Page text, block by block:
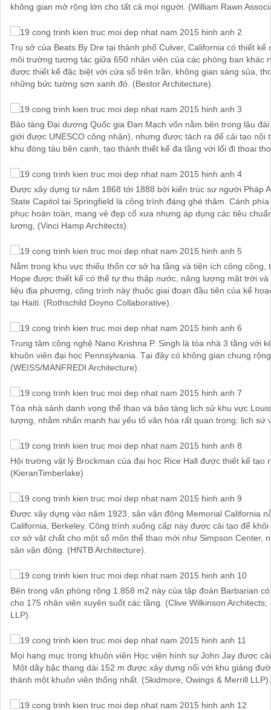
không gian mở rộng lớn cho tất cả mọi người. (William Rawn
Trụ sở của Beats By Dre tại thành phố Culver, California có thiết
môi trường tương tác giữa 650 nhân viên của các phòng ban khác
được thiết kế đặc biệt với cửa sổ trên trần, không gian sáng sủa,
những bức tường sơn xanh đỏ. (Bestor Architecture).
Bảo tàng Đại dương Quốc gia Đan Mạch vốn nằm bên trong lâu
giới được UNESCO công nhận), nhưng được tách ra để cải tạo nội
khu đóng tàu bên cạnh, tạo thành thiết kế đa tầng với lối đi thoai
Được xây dựng từ năm 1868 tới 1888 bởi kiến trúc sư người Pháp
State Capitol tại Springfield là công trình đáng ghé thăm. Cánh
phục hoàn toàn, mang vẻ đẹp cổ xưa nhưng áp dụng các tiêu
lượng, (Vinci Hamp Architects).
Nằm trong khu vực thiếu thốn cơ sở hạ tầng và tiện ích công cộng,
Hope được thiết kế có thể tự thu thập nước, năng lượng mặt trời
liệu địa phương, công trình này thuộc giai đoạn đầu tiên của kế
tại Haiti. (Rothschild Doyno Collaborative).
Trung tâm công nghệ Nano Krishna P. Singh là tòa nhà 3 tầng với
khuôn viên đại học Pennsylvania. Tại đây có không gian chung
(WEISS/MANFREDI Architecture).
Tòa nhà sảnh danh vọng thể thao và bảo tàng lịch sử khu vực
tượng, nhằm nhấn mạnh hai yếu tố văn hóa rất quan trọng: lịch sử
Hội trường vật lý Brockman của đại học Rice Hall được thiết kế tạo
(KieranTimberlake)
Được xây dựng vào năm 1923, sân vận động Memorial California
California, Berkeley. Công trình xuống cấp này được cải tạo để
cơ sở vật chất cho một số môn thể thao mới như Simpson Center,
sân vận động. (HNTB Architecture).
Bên trong văn phòng rộng 1.858 m2 này của tập đoàn Barbarian
cho 175 nhân viên xuyên suốt các tầng. (Clive Wilkinson
LLP).
Mọi hạng mục trong khuôn viên Học viện hình sự John Jay được
Một dãy bậc thang dài 152 m được xây dựng nối với khu giảng
thành một khuôn viên thống nhất. (Skidmore, Owings & Merrill LLP).